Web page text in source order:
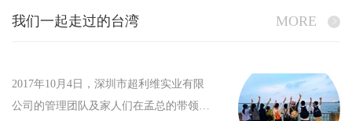
名字。
我们一起走过的台湾 MORE
2017年10月4日，深圳市超利维实业有限
公司的管理团队及家人们在孟总的带领下